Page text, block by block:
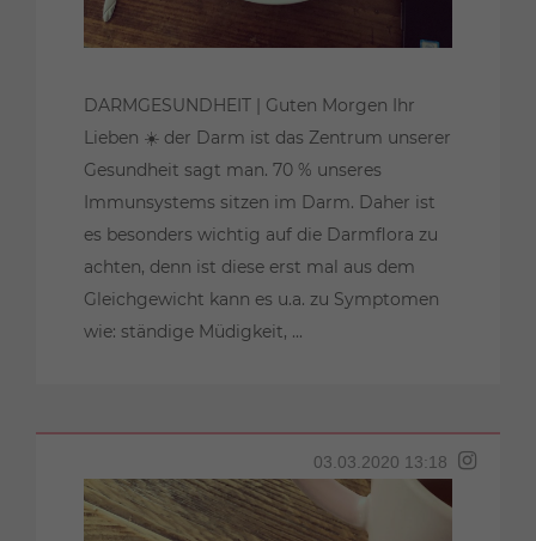
DARMGESUNDHEIT | Guten Morgen Ihr
Lieben ☀️ der Darm ist das Zentrum unserer
Gesundheit sagt man. 70 % unseres
Immunsystems sitzen im Darm. Daher ist
es besonders wichtig auf die Darmflora zu
achten, denn ist diese erst mal aus dem
Gleichgewicht kann es u.a. zu Symptomen
wie: ständige Müdigkeit, ...
03.03.2020 13:18